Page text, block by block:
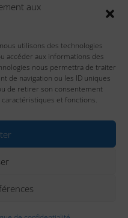
aux
utilisons des technologies
accéder aux informations des
nous permettra de traiter
de navigation ou les ID uniques
de retirer son consentement
et fonctions.